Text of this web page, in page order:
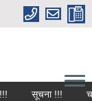
सूचना !!!